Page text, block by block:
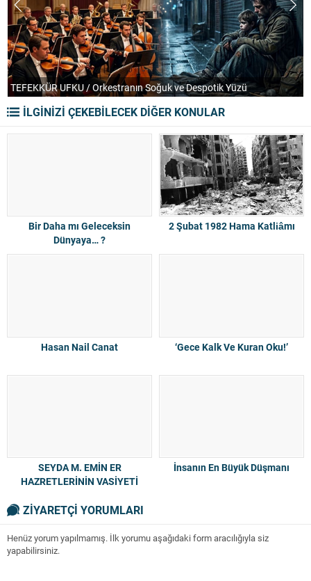
TEFEKKÜR UFKU / Orkestranın Soğuk ve Despotik Yüzü
İLGİNİZİ ÇEKEBİLECEK DİĞER KONULAR
Bir Daha mı Geleceksin
Dünyaya… ?
2 Şubat 1982 Hama Katliâmı
Hasan Nail Canat ‘Gece Kalk Ve Kuran Oku!’
SEYDA M. EMİN ER
HAZRETLERİNİN VASİYETİ
İnsanın En Büyük Düşmanı
ZİYARETÇİ YORUMLARI
Henüz yorum yapılmamış. İlk yorumu aşağıdaki form aracılığıyla siz
yapabilirsiniz.